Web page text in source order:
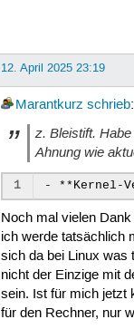
83
84
85
87
88
90
91
92
94
95
96
97
98
99
12. April 2025 23:19
Marantkurz schrieb:
z. Bleistift.
Ahnung wie
1
Noch mal vielen
ich werde tatsächlich
sich da bei Linux was
nicht der Einzige mit
sein. Ist für mich jetzt
für den Rechner, nur